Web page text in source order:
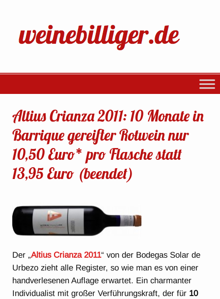
Altius Crianza 2011: 10 Monate in
Barrique gereifter Rotwein nur
10,50 Euro* pro Flasche statt
13,95 Euro (beendet)
Der „Altius Crianza 2011“ von der Bodegas Solar de
Urbezo zieht alle Register, so wie man es von einer
handverlesenen Auflage erwartet. Ein charmanter
Individualist mit großer Verführungskraft, der für 10